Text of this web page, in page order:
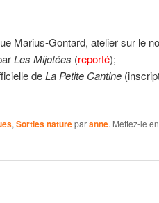
Marius-Gontard, atelier sur le
Les Mijotées (reporté);
deLa Petite Cantine
, Sorties natureparanne. Mettez-le